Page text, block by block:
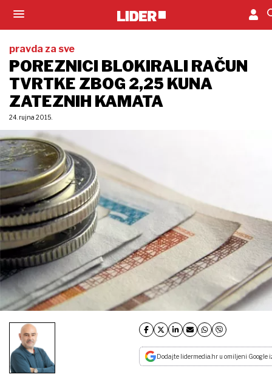
pravda za sve
POREZNICI BLOKIRALI RAČUN
TVRTKE ZBOG 2,25 KUNA
ZATEZNIH KAMATA
24. rujna 2015.
Dodajte lidermedia.hr u omiljeni Google